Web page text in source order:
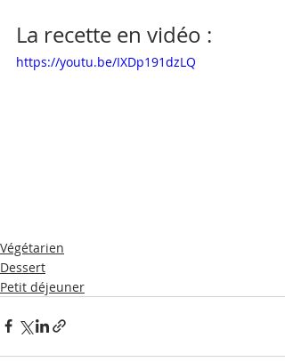
La recette en vidéo :
https://youtu.be/IXDp191dzLQ
Végétarien
Dessert
Petit déjeuner